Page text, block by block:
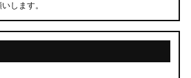
します。